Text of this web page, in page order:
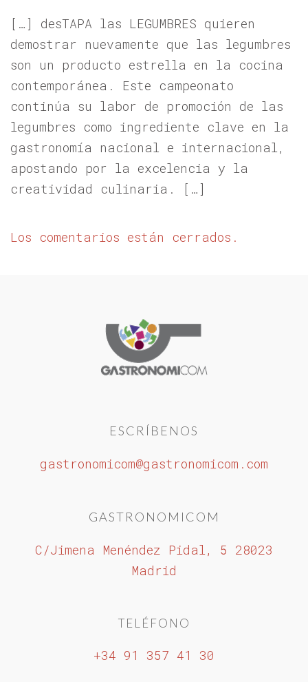
[…] desTAPA las LEGUMBRES quieren
demostrar nuevamente que las legumbres
son un producto estrella en la cocina
contemporánea. Este campeonato
continúa su labor de promoción de las
legumbres como ingrediente clave en la
gastronomía nacional e internacional,
apostando por la excelencia y la
creatividad culinaria. […]
Los comentarios están cerrados.
ESCRÍBENOS
gastronomicom@gastronomicom.com
GASTRONOMICOM
C/Jimena Menéndez Pidal, 5 28023
Madrid
TELÉFONO
+34 91 357 41 30